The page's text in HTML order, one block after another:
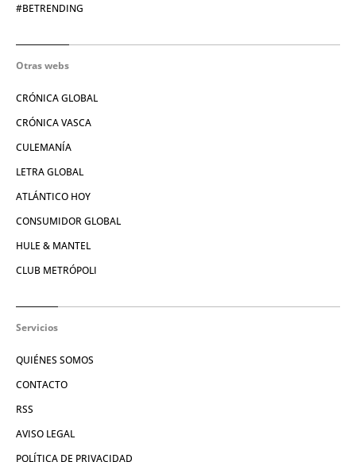
#BETRENDING
Otras webs
CRÓNICA GLOBAL
CRÓNICA VASCA
CULEMANÍA
LETRA GLOBAL
ATLÁNTICO HOY
CONSUMIDOR GLOBAL
HULE & MANTEL
CLUB METRÓPOLI
Servicios
QUIÉNES SOMOS
CONTACTO
RSS
AVISO LEGAL
POLÍTICA DE PRIVACIDAD